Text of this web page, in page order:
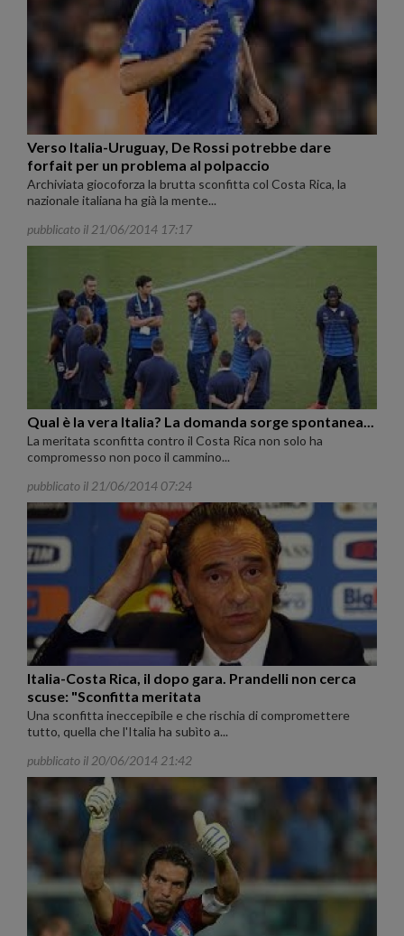
Verso Italia-Uruguay, De Rossi potrebbe dare
forfait per un problema al polpaccio
Archiviata giocoforza la brutta sconfitta col Costa Rica, la
nazionale italiana ha già la mente...
pubblicato il 21/06/2014 17:17
Qual è la vera Italia? La domanda sorge spontanea...
La meritata sconfitta contro il Costa Rica non solo ha
compromesso non poco il cammino...
pubblicato il 21/06/2014 07:24
Italia-Costa Rica, il dopo gara. Prandelli non cerca
scuse: "Sconfitta meritata
Una sconfitta ineccepibile e che rischia di compromettere
tutto, quella che l'Italia ha subìto a...
pubblicato il 20/06/2014 21:42